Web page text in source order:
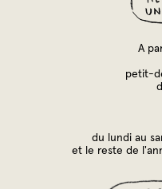
A
petit-
du lundi au
et le reste de